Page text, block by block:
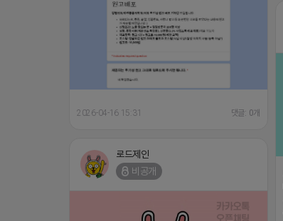
2026-04-16 15:31 댓글: 0개
로드제인
비공개